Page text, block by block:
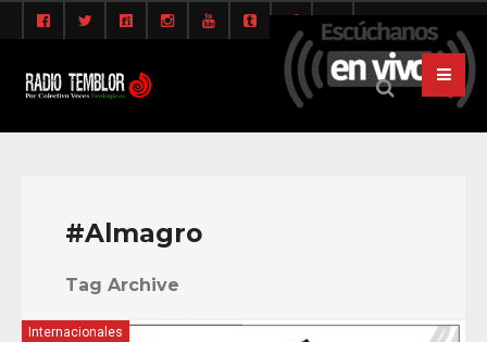
#Almagro
Tag Archive
Internacionales